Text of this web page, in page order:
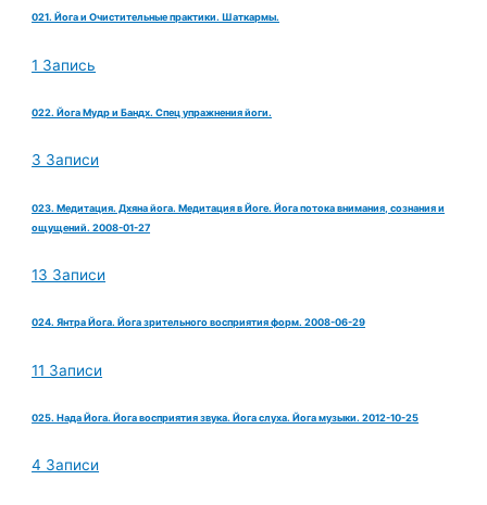
021. Йога и Очистительные практики. Шаткармы.
1 Запись
022. Йога Мудр и Бандх. Спец упражнения йоги.
3 Записи
023. Медитация. Дхяна йога. Медитация в Йоге. Йога потока внимания, сознания и
ощущений. 2008-01-27
13 Записи
024. Янтра Йога. Йога зрительного восприятия форм. 2008-06-29
11 Записи
025. Нада Йога. Йога восприятия звука. Йога слуха. Йога музыки. 2012-10-25
4 Записи